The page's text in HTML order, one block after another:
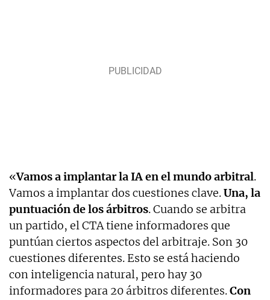
«Vamos a implantar la IA en el mundo arbitral.
Vamos a implantar dos cuestiones clave.Una, la
puntuación de los árbitros. Cuando se arbitra
un partido, el CTA tiene informadores que
puntúan ciertos aspectos del arbitraje. Son 30
cuestiones diferentes. Esto se está haciendo
con inteligencia natural, pero hay 30
informadores para 20 árbitros diferentes.Con